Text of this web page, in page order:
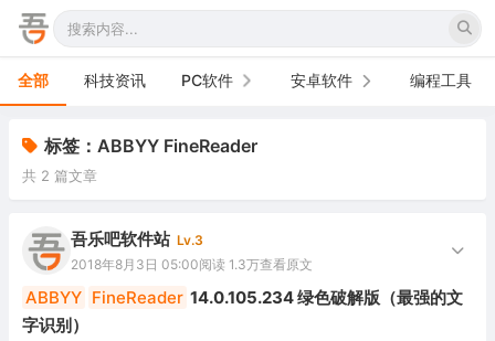
全部 科技资讯 PC软件
办公软件
网络软件
图形图像
游戏娱乐
安卓软件
手机软件
电视软件
车机软件
编程工具
标签：ABBYY FineReader
共 2 篇文章
吾乐吧软件站 Lv.3
2018年8月3日 05:00阅读 1.3万查看原文
ABBYY FineReader 14.0.105.234 绿色破解版（最强的文
字识别）